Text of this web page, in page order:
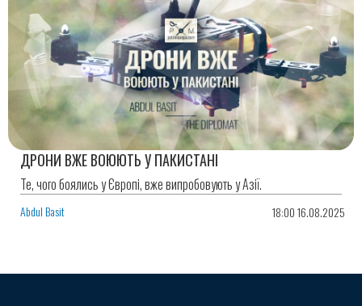
ДРОНИ ВЖЕ ВОЮЮТЬ У ПАКИСТАНІ
Те, чого боялись у Європі, вже випробовують у Азії.
Abdul Basit 18:00 16.08.2025